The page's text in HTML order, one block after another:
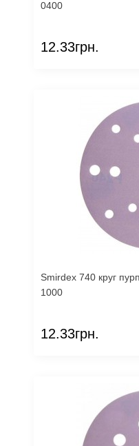
0400
12.33грн.
Smirdex 740 круг
1000
12.33грн.